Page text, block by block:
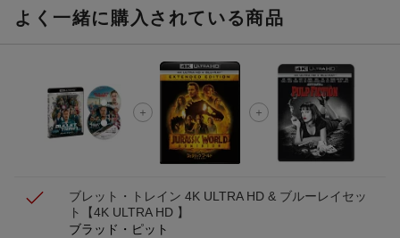
が当たる！
エントリー＆3,000円以上購入で無料データSIM（3GB/月プ
ラン）が当たる！
楽天モバイル紹介キャンペーンの拡散で300円OFFクーポン
進呈
よく一緒に購入されている商品
ブレット・トレイン 4K ULTRA HD & ブルーレイセッ
ト【4K ULTRA HD 】
ブラッド・ピット